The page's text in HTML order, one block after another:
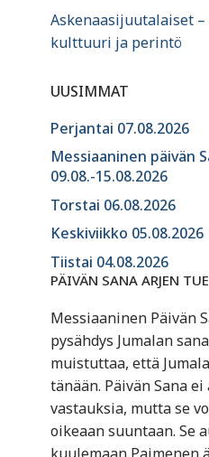
Askenaasijuutalaiset
kulttuuri ja perintö
UUSIMMAT
Perjantai 07.08.2026
Messiaaninen päivän
09.08.-15.08.2026
Torstai 06.08.2026
Keskiviikko 05.08.2026
Tiistai 04.08.2026
PÄIVÄN SANA ARJEN
Messiaaninen Päivän
pysähdys Jumalan
muistuttaa, että
tänään. Päivän Sana
vastauksia, mutta se
oikeaan suuntaan. Se